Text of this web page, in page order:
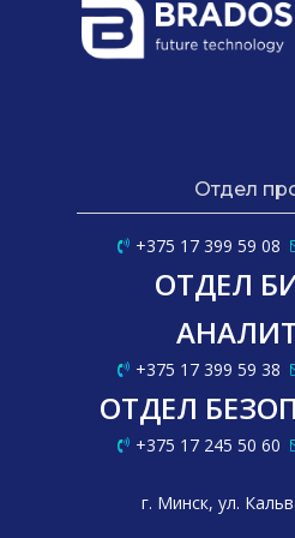
Отдел
+375 17 399 59 08
ОТДЕЛ
+375 17 399 59 38
ОТДЕЛ
+375 17 245 50 60
г. Минск, ул.